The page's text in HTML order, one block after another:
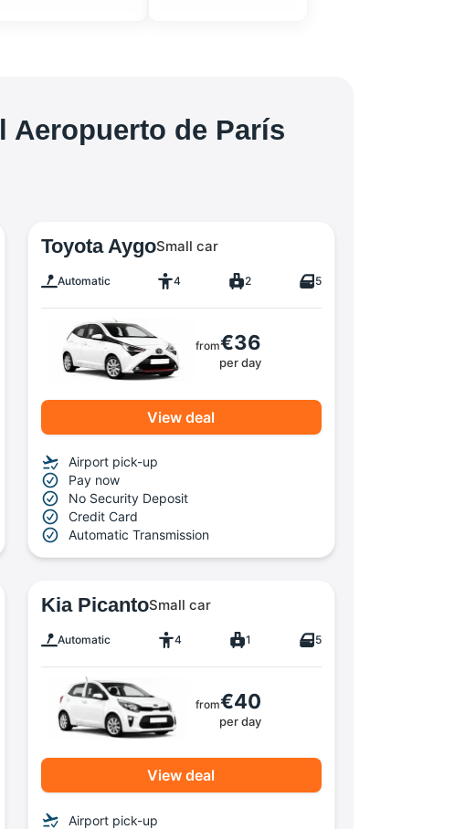
Aeropuerto de París
Toyota AygoSmall car
Automatic 4 2 5
from€36
per day
View deal
Airport pick-up
Pay now
No Security Deposit
Credit Card
Automatic Transmission
Kia PicantoSmall car
Automatic 4 1 5
from€40
per day
View deal
Airport pick-up